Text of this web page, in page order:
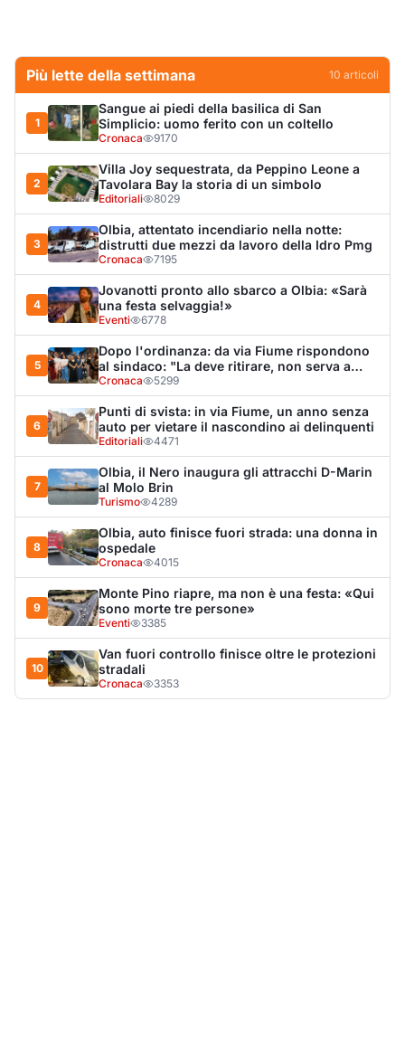
Più lette della settimana 10 articoli
1
Sangue ai piedi della basilica di San
Simplicio: uomo ferito con un coltello
Cronaca 9170
2
Villa Joy sequestrata, da Peppino Leone a
Tavolara Bay la storia di un simbolo
Editoriali 8029
3
Olbia, attentato incendiario nella notte:
distrutti due mezzi da lavoro della Idro Pmg
Cronaca 7195
4
Jovanotti pronto allo sbarco a Olbia: «Sarà
una festa selvaggia!»
Eventi 6778
5
Dopo l'ordinanza: da via Fiume rispondono
al sindaco: "La deve ritirare, non serva a
nulla"
Cronaca 5299
6
Punti di svista: in via Fiume, un anno senza
auto per vietare il nascondino ai delinquenti
Editoriali 4471
7
Olbia, il Nero inaugura gli attracchi D-Marin
al Molo Brin
Turismo 4289
8
Olbia, auto finisce fuori strada: una donna in
ospedale
Cronaca 4015
9
Monte Pino riapre, ma non è una festa: «Qui
sono morte tre persone»
Eventi 3385
10
Van fuori controllo finisce oltre le protezioni
stradali
Cronaca 3353